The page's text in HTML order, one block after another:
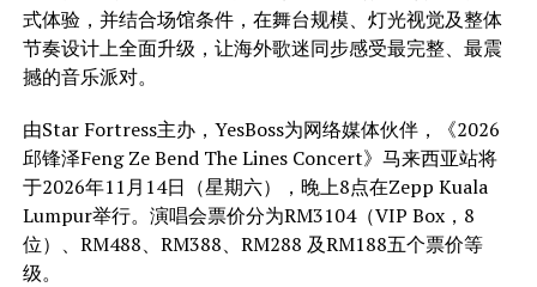
式体验，并结合场馆条件，在舞台规模、灯光视觉及整体
节奏设计上全面升级，让海外歌迷同步感受最完整、最震
撼的音乐派对。
由Star Fortress主办，YesBoss为网络媒体伙伴，《2026
邱锋泽Feng Ze Bend The Lines Concert》马来西亚站将
于2026年11月14日（星期六），晚上8点在Zepp Kuala
Lumpur举行。演唱会票价分为RM3104（VIP Box，8
位）、RM488、RM388、RM288 及RM188五个票价等
级。